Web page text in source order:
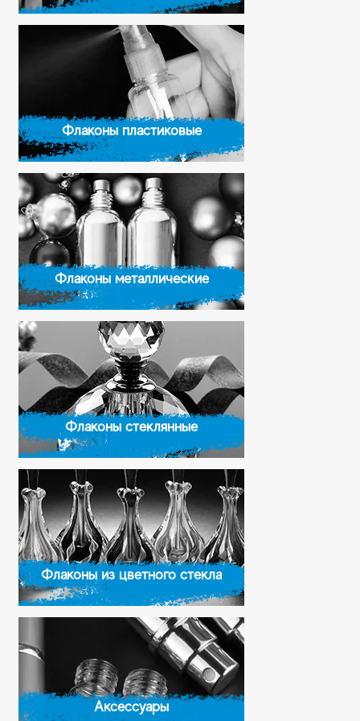
Флаконы пластиковые
Флаконы металлические
Флаконы стеклянные
Флаконы из цветного стекла
Аксессуары